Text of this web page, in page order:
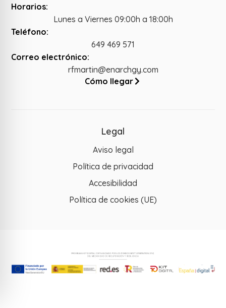
Horarios:
Lunes a Viernes 09:00h a 18:00h
Teléfono:
649 469 571
Correo electrónico:
rfmartin@enarchgy.com
Cómo llegar
Legal
Aviso legal
Política de privacidad
Accesibilidad
Política de cookies (UE)